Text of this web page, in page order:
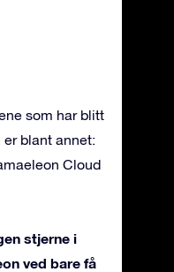
som har blitt
blant annet:
Cloud
stjerne i
ved bare få